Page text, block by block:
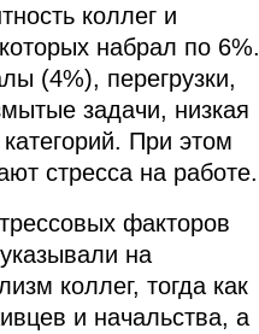
коллег и
набрал по 6%.
(4%), перегрузки,
задачи, низкая
При этом
стресса на работе.
факторов
на
коллег, тогда как
и начальства, а